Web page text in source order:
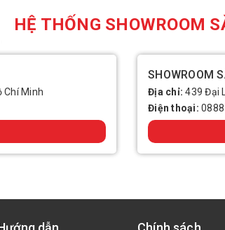
HỆ THỐNG SHOWROOM
Chí Minh
SHOWROOM
Địa chỉ:439 Đại
Điện thoại: